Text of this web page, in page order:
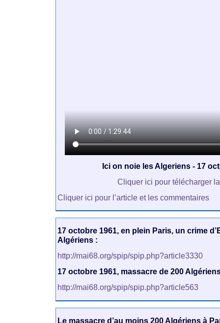
Ici on noie les Algeriens - 17
Cliquer ici pour télécharger
Cliquer ici pour l’article et les commentaires
17 octobre 1961, en plein Paris, un crime
Algériens :
http://mai68.org/spip/spip.php?article3330
17 octobre 1961, massacre de 200
http://mai68.org/spip/spip.php?article563
Le massacre d’au moins 200 Algériens à